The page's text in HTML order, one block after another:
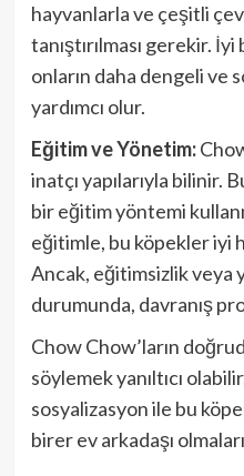
hayvanlarla ve çeşitli
tanıştırılması gerekir.
onların daha dengeli ve
yardımcı olur.
Eğitim ve Yönetim:
inatçı yapılarıyla bilinir.
bir eğitim yöntemi
eğitimle, bu köpekler iyi
Ancak, eğitimsizlik veya
durumunda, davranış
Chow Chow’ların
söylemek yanıltıcı
sosyalizasyon ile bu
birer ev arkadaşı